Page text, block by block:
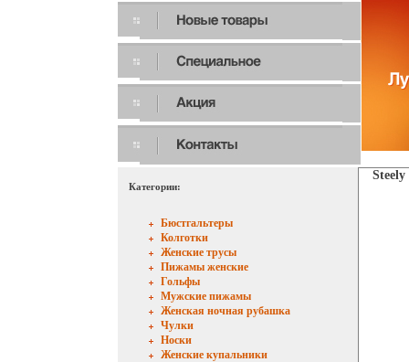
Категории:
Бюстгальтеры
Колготки
Женские трусы
Пижамы женские
Гольфы
Мужские пижамы
Женская ночная рубашка
Чулки
Носки
Женские купальники